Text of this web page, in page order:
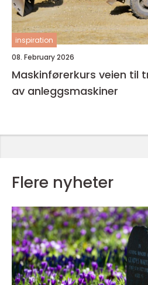
inspiration
08. February 2026
Maskinførerkurs veien til trygg og lovlig bruk
av anleggsmaskiner
Flere nyheter